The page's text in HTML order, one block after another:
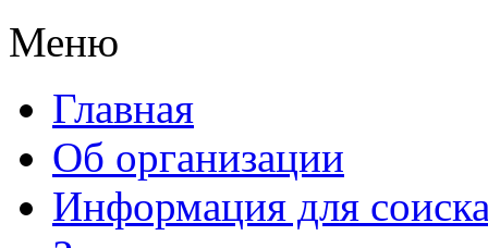
Меню
Главная
Об организации
Информация для